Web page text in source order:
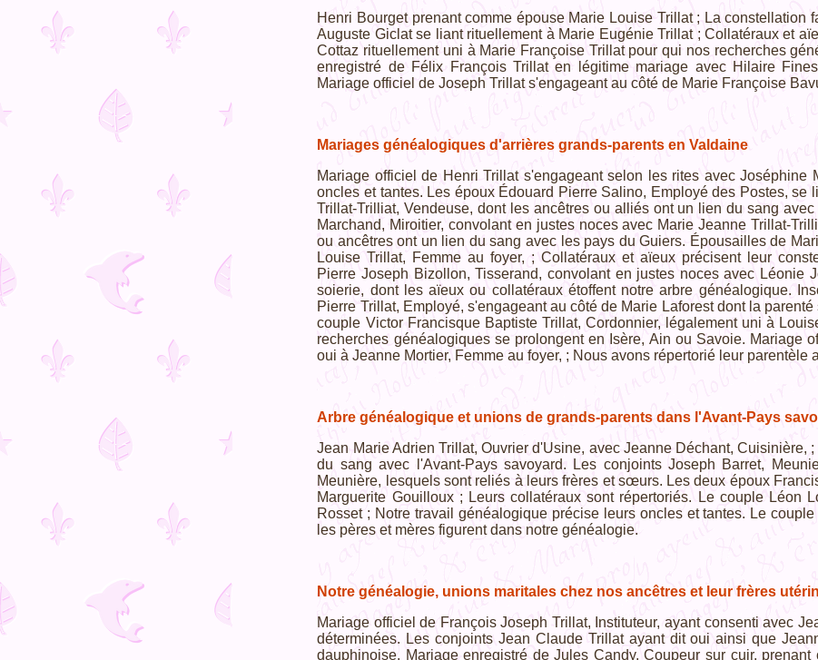
Henri Bourget prenant comme épouse Marie Louise Trillat ; La
Auguste Giclat se liant rituellement à Marie Eugénie Trillat ; Collatéraux et
Cottaz rituellement uni à Marie Françoise Trillat pour qui nos recherches
enregistré de Félix François Trillat en légitime mariage avec Hilaire
Mariage officiel de Joseph Trillat s'engageant au côté de Marie Françoise
Mariages généalogiques d'arrières grands-parents en Valdaine
Mariage officiel de Henri Trillat s'engageant selon les rites avec Joséphine
oncles et tantes. Les époux Édouard Pierre Salino, Employé des Postes, se
Trillat-Trilliat, Vendeuse, dont les ancêtres ou alliés ont un lien du sang
Marchand, Miroitier, convolant en justes noces avec Marie Jeanne Trillat-
ou ancêtres ont un lien du sang avec les pays du Guiers. Épousailles de
Louise Trillat, Femme au foyer, ; Collatéraux et aïeux précisent leur
Pierre Joseph Bizollon, Tisserand, convolant en justes noces avec Léonie
soierie, dont les aïeux ou collatéraux étoffent notre arbre généalogique.
Pierre Trillat, Employé, s'engageant au côté de Marie Laforest dont la
couple Victor Francisque Baptiste Trillat, Cordonnier, légalement uni à
recherches généalogiques se prolongent en Isère, Ain ou Savoie. Mariage
oui à Jeanne Mortier, Femme au foyer, ; Nous avons répertorié leur parentèle
Arbre généalogique et unions de grands-parents dans l'Avant-Pays
Jean Marie Adrien Trillat, Ouvrier d'Usine, avec Jeanne Déchant,
du sang avec l'Avant-Pays savoyard. Les conjoints Joseph Barret,
Meunière, lesquels sont reliés à leurs frères et sœurs. Les deux époux
Marguerite Gouilloux ; Leurs collatéraux sont répertoriés. Le couple Léon
Rosset ; Notre travail généalogique précise leurs oncles et tantes. Le
les pères et mères figurent dans notre généalogie.
Notre généalogie, unions maritales chez nos ancêtres et leur frères
Mariage officiel de François Joseph Trillat, Instituteur, ayant consenti avec
déterminées. Les conjoints Jean Claude Trillat ayant dit oui ainsi que
dauphinoise. Mariage enregistré de Jules Candy, Coupeur sur cuir,